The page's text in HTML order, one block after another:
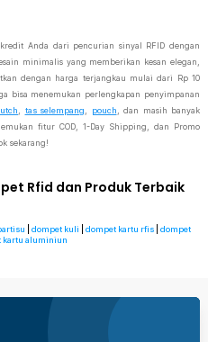
Anda dari pencurian sinyal RFID dengan
minimalis yang memberikan kesan elegan,
dengan harga terjangkau mulai dari Rp 10
bisa menemukan perlengkapan penyimpanan
tas selempang pouch , dan masih banyak
fitur COD, 1-Day Shipping, dan Promo
sekarang!
Rfid dan Produk Terbaik
dompet kuli dompet kartu rfis
dompet
kartu aluminiun